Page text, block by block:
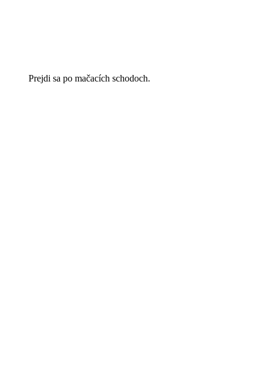
Prejdi sa po mačacích schodoch.